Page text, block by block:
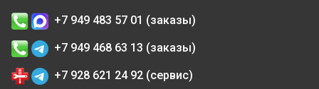
+7 949 483 57 01 (заказы)
+7 949 468 63 13 (заказы)
+7 928 621 24 92 (сервис)